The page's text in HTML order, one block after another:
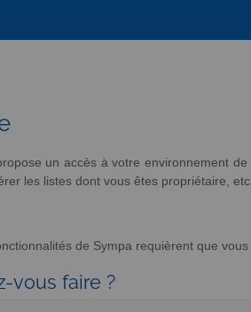
un accès à votre environnement
les listes dont vous êtes propriétaire, etc.
de Sympa requièrent que
vous faire ?